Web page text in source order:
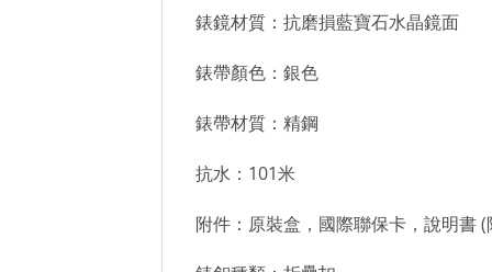
錶鏡材質：抗磨損藍寶石水晶鏡面
錶帶顏色：銀色
錶帶材質：精鋼
抗水：101米
附件：原裝盒，國際聯保卡，說明書 (